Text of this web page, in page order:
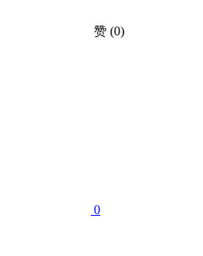
赞 (0)
0